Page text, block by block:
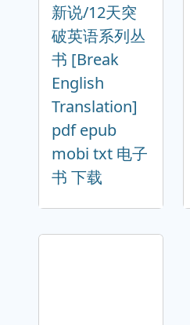
新说/12天突
破英语系列丛
书 [Break
English
Translation]
pdf epub
mobi txt 电子
书 下载